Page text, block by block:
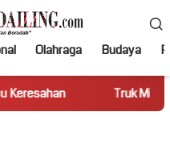
Olahraga Budaya
Truk Miring Hambat Arus